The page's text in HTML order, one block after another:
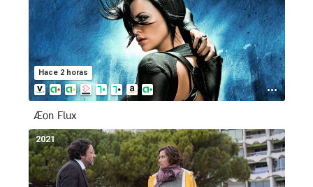
Hace 2 horas
Æon Flux
--
2021